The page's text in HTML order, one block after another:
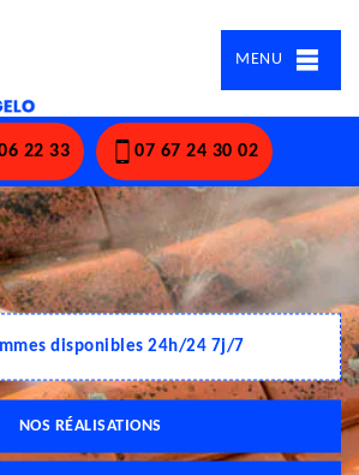
MENU
22 33 07 67 24 30 02
disponibles 24h/24 7j/7
NOS RÉALISATIONS